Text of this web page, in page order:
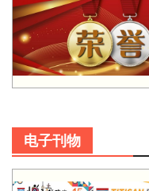
电子刊物